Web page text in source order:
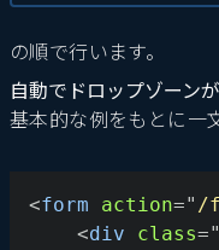
の順で行います。
自動でドロップゾーン
基本的な例をもとに一
<form action=" /
<div class="